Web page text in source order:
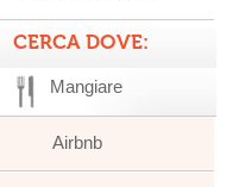
CERCA DOVE:
Mangiare
Airbnb